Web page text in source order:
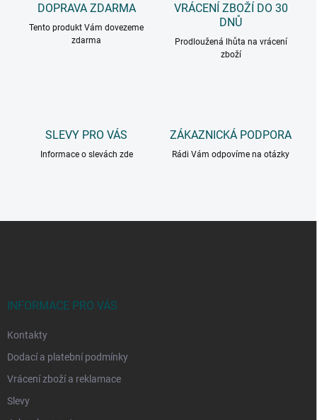
DOPRAVA ZDARMA
Tento produkt Vám dovezeme
zdarma
VRÁCENÍ ZBOŽÍ DO 30
DNŮ
Prodloužená lhůta na vrácení
zboží
SLEVY PRO VÁS
Informace o slevách zde
ZÁKAZNICKÁ PODPORA
Rádi Vám odpovíme na otázky
INFORMACE PRO VÁS
Kontakty
Dodací a platební podmínky
Vrácení zboží a reklamace
Slevy